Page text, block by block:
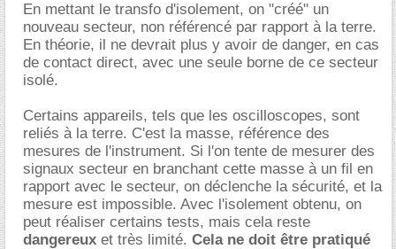
En mettant le transfo d'isolement, on "créé" un
nouveau secteur, non référencé par rapport à la terre.
En théorie, il ne devrait plus y avoir de danger, en cas
de contact direct, avec une seule borne de ce secteur
isolé.
Certains appareils, tels que les oscilloscopes, sont
reliés à la terre. C'est la masse, référence des
mesures de l'instrument. Si l'on tente de mesurer des
signaux secteur en branchant cette masse à un fil en
rapport avec le secteur, on déclenche la sécurité, et la
mesure est impossible. Avec l'isolement obtenu, on
peut réaliser certains tests, mais cela reste
dangereux et très limité. Cela ne doit être pratiqué